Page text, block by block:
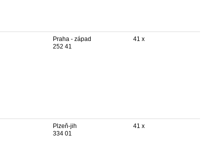
Praha - západ
252 41
41 x
Plzeň-jih
334 01
41 x